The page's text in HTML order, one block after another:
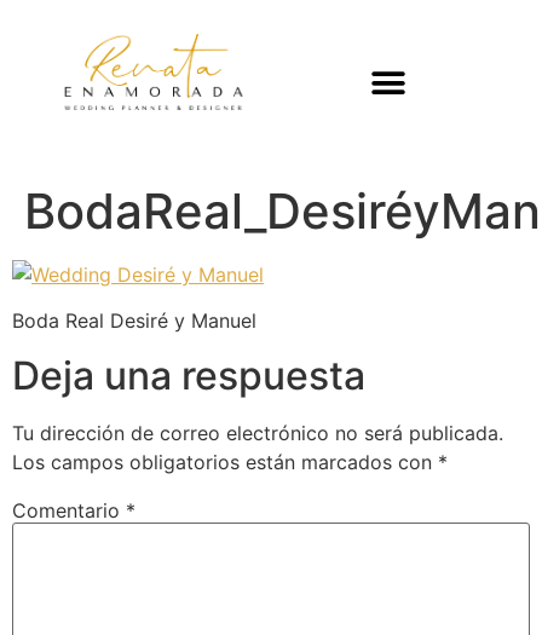
Boda Real Desiré y Manuel
Deja una respuesta
Tu dirección de correo electrónico no será publicada.
Los campos obligatorios están marcados con *
Comentario *